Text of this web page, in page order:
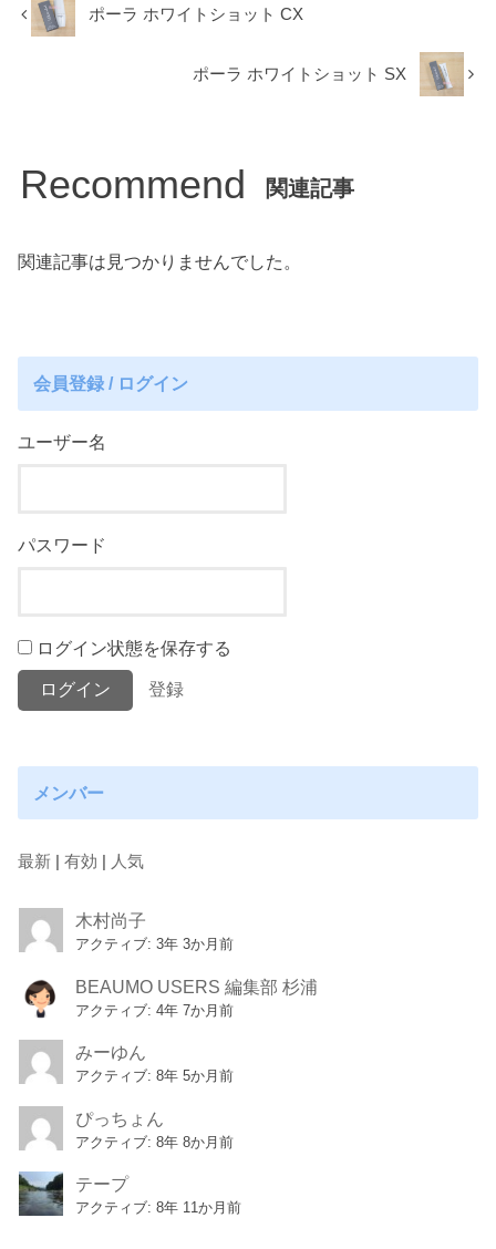
ポーラ ホワイトショット CX
ポーラ ホワイトショット SX
Recommend 関連記事
関連記事は見つかりませんでした。
会員登録 / ログイン
ユーザー名
パスワード
ログイン状態を保存する
登録
メンバー
最新 有効 人気
木村尚子
アクティブ: 3年 3か月前
BEAUMO USERS 編集部 杉浦
アクティブ: 4年 7か月前
みーゆん
アクティブ: 8年 5か月前
ぴっちょん
アクティブ: 8年 8か月前
テープ
アクティブ: 8年 11か月前